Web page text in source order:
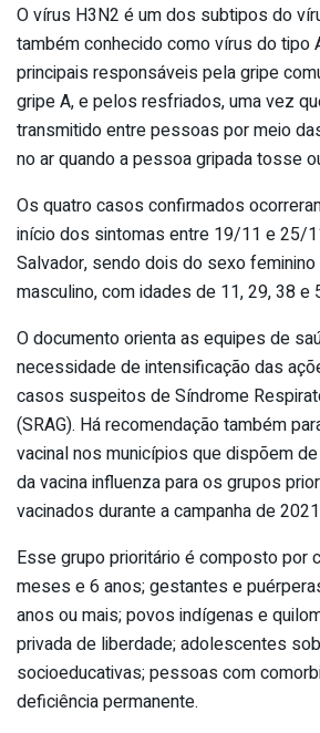
O vírus H3N2 é um dos subtipos do
também conhecido como vírus do tipo
principais responsáveis pela gripe
gripe A, e pelos resfriados, uma vez
transmitido entre pessoas por meio
no ar quando a pessoa gripada tosse
Os quatro casos confirmados
início dos sintomas entre 19/11 e 25/
Salvador, sendo dois do sexo
masculino, com idades de 11, 29, 38 e
O documento orienta as equipes de
necessidade de intensificação das
casos suspeitos de Síndrome
(SRAG). Há recomendação também
vacinal nos municípios que dispõem
da vacina influenza para os grupos
vacinados durante a campanha de
Esse grupo prioritário é composto por
meses e 6 anos; gestantes e
anos ou mais; povos indígenas e
privada de liberdade; adolescentes
socioeducativas; pessoas com
deficiência permanente.